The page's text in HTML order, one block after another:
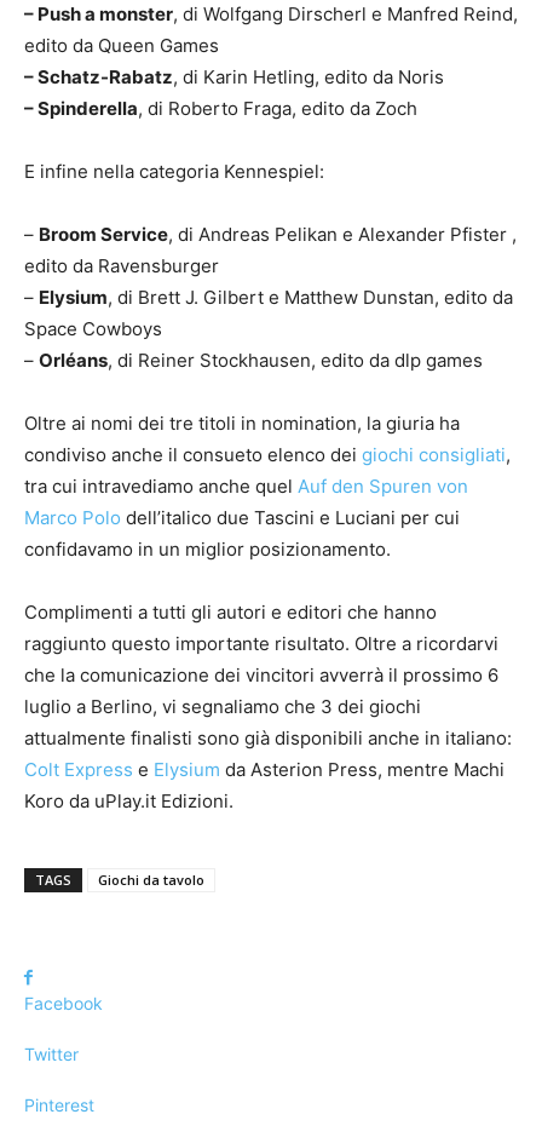
– Push a monster, di Wolfgang Dirscherl e Manfred Reind,
edito da Queen Games
– Schatz-Rabatz, di Karin Hetling, edito da Noris
– Spinderella, di Roberto Fraga, edito da Zoch
E infine nella categoria Kennespiel:
– Broom Service, di Andreas Pelikan e Alexander Pfister ,
edito da Ravensburger
– Elysium, di Brett J. Gilbert e Matthew Dunstan, edito da
Space Cowboys
– Orléans, di Reiner Stockhausen, edito da dlp games
Oltre ai nomi dei tre titoli in nomination, la giuria ha
condiviso anche il consueto elenco dei giochi consigliati,
tra cui intravediamo anche quel Auf den Spuren von
Marco Polo dell’italico due Tascini e Luciani per cui
confidavamo in un miglior posizionamento.
Complimenti a tutti gli autori e editori che hanno
raggiunto questo importante risultato. Oltre a ricordarvi
che la comunicazione dei vincitori avverrà il prossimo 6
luglio a Berlino, vi segnaliamo che 3 dei giochi
attualmente finalisti sono già disponibili anche in italiano:
Colt Express e Elysium da Asterion Press, mentre Machi
Koro da uPlay.it Edizioni.
TAGS Giochi da tavolo
Facebook
Twitter
Pinterest